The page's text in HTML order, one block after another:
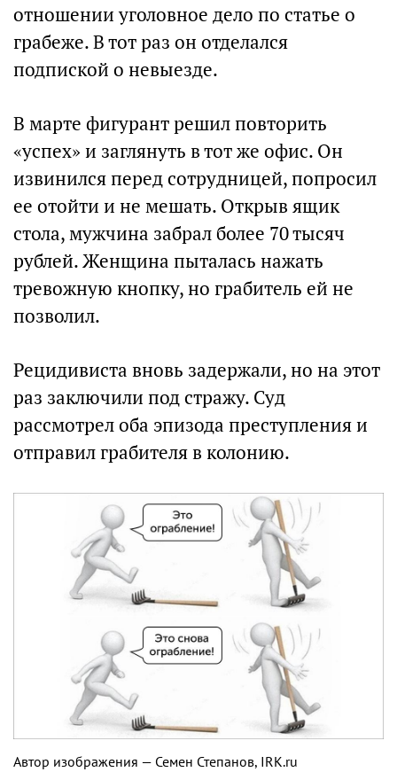
отношении уголовное дело по статье о
грабеже. В тот раз он отделался
подпиской о невыезде.
В марте фигурант решил повторить
«успех» и заглянуть в тот же офис. Он
извинился перед сотрудницей, попросил
ее отойти и не мешать. Открыв ящик
стола, мужчина забрал более 70 тысяч
рублей. Женщина пыталась нажать
тревожную кнопку, но грабитель ей не
позволил.
Рецидивиста вновь задержали, но на этот
раз заключили под стражу. Суд
рассмотрел оба эпизода преступления и
отправил грабителя в колонию.
Автор изображения — Семен Степанов, IRK.ru